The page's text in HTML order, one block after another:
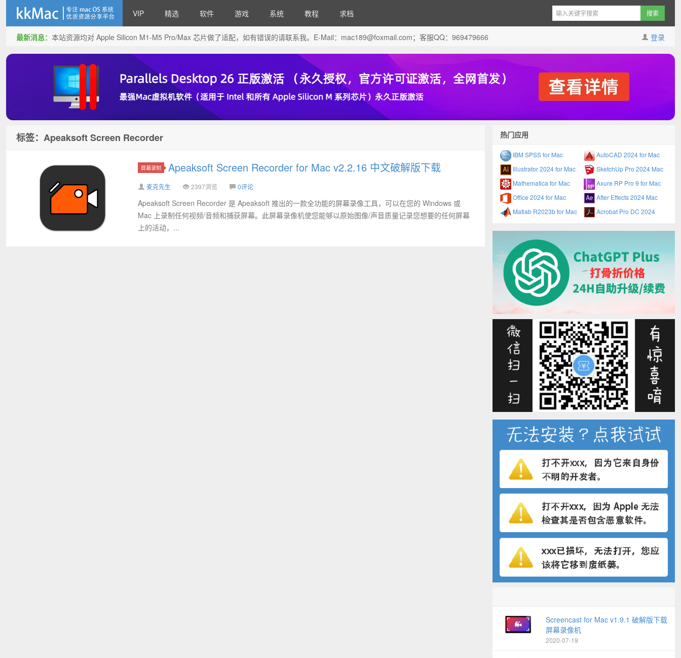
kkMac
VIP 精选 软件 游戏 系统 教程 求档
登录
最新消息： 本站资源均对 Apple Silicon M1-M5 Pro/Max 芯片做了适配，如有错误的请联系我。E-Mail： mac189@foxmail.com；客服QQ：969479666
标签：Apeaksoft Screen Recorder
屏幕录制 Apeaksoft Screen Recorder for Mac v2.2.16 中文破解版下载
麦克先生 2397浏览 0评论
Apeaksoft Screen Recorder 是 Apeaksoft 推出的一款全功能的屏幕录像工具，可以在您的 Windows 或
Mac 上录制任何视频/音频和捕获屏幕。此屏幕录像机使您能够以原始图像/声音质量记录您想要的任何屏幕
上的活动，...
热门应用
IBM SPSS for Mac
AutoCAD 2024 for Mac
Illustrator 2024 for Mac
SketchUp Pro 2024 Mac
Mathematica for Mac
Axure RP Pro 9 for Mac
Office 2024 for Mac
After Effects 2024 Mac
Matlab R2023b for Mac
Acrobat Pro DC 2024
Screencast for Mac v1.9.1 破解版下载
屏幕录像机
2020-07-19